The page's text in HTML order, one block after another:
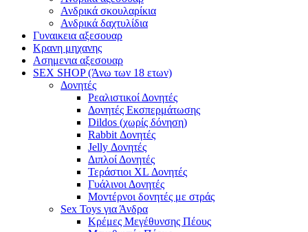
Ανδρικά σκουλαρίκια
Ανδρικά δαχτυλίδια
Γυναικεια αξεσουαρ
Κρανη μηχανης
Ασημενια αξεσουαρ
SEX SHOP (Άνω των 18 ετων)
Δονητές
Ρεαλιστικοί Δονητές
Δονητές Εκσπερμάτωσης
Dildos (χωρίς δόνηση)
Rabbit Δονητές
Jelly Δονητές
Διπλοί Δονητές
Τεράστιοι XL Δονητές
Γυάλινοι Δονητές
Μοντέρνοι δονητές με στράς
Sex Toys για Άνδρα
Κρέμες Μεγέθυνσης Πέους